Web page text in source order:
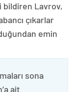
bildiren Lavrov,
çıkarlar
emin
sona
ait